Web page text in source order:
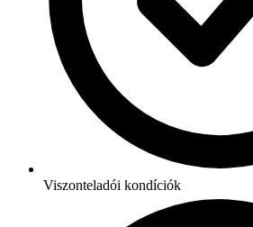
Viszonteladói kondíciók